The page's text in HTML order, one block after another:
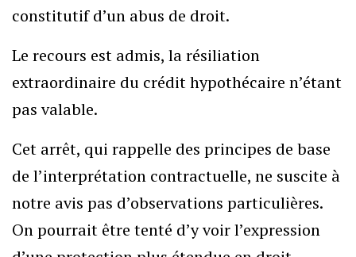
constitutif d’un abus de droit.
Le recours est admis, la résiliation
extraordinaire du crédit hypothécaire n’étant
pas valable.
Cet arrêt, qui rappelle des principes de base
de l’interprétation contractuelle, ne suscite à
notre avis pas d’observations particulières.
On pourrait être tenté d’y voir l’expression